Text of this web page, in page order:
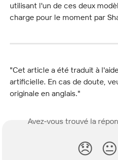
utilisant l'un de ces deux
charge pour le moment par
"Cet article a été traduit à
artificielle. En cas de doute,
originale en anglais."
Avez-vous trouvé la
😞 😐